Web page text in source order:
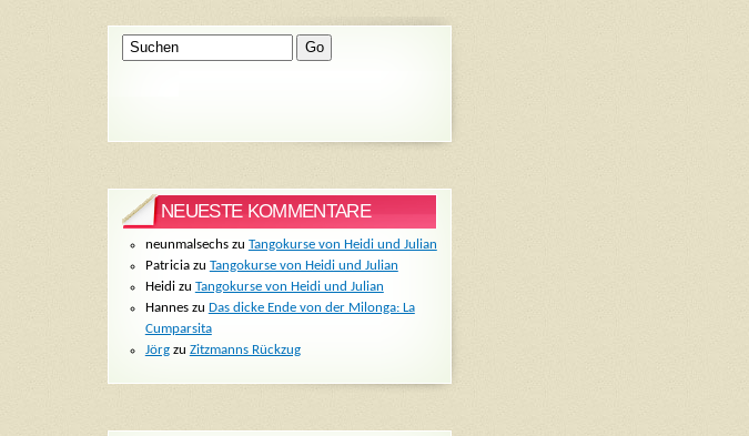
NEUESTE KOMMENTARE
neunmalsechszu Tangokurse von Heidi und Julian
Patriciazu Tangokurse von Heidi und Julian
Heidizu Tangokurse von Heidi und Julian
Hanneszu Das dicke Ende von der Milonga: La
Cumparsita
Jörgzu Zitzmanns Rückzug